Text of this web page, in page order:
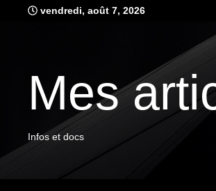
vendredi, août 7, 2026
Mes
Infos et docs